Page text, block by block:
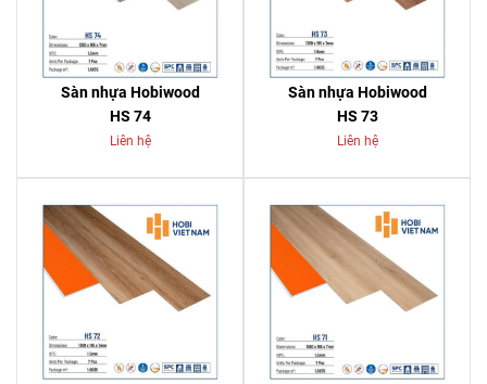
Sàn nhựa Hobiwood
HS 74
Liên hệ
Sàn nhựa Hobiwood
HS 73
Liên hệ